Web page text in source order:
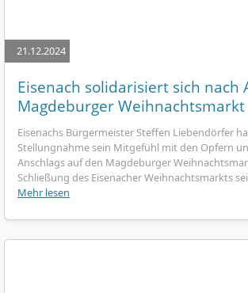
21.12.2024
Eisenach solidarisiert sich nach
Magdeburger Weihnachtsmarkt
Eisenachs Bürgermeister Steffen Liebendörfer
Stellungnahme sein Mitgefühl mit den Opfern
Anschlags auf den Magdeburger
Schließung des Eisenacher Weihnachtsmarkts
Mehr lesen